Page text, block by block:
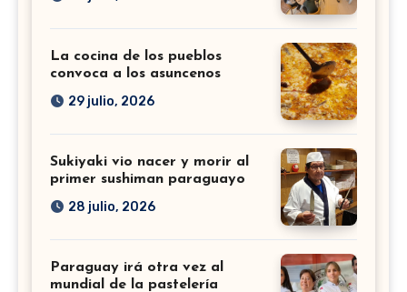
La cocina de los pueblos
convoca a los asuncenos
29 julio, 2026
Sukiyaki vio nacer y morir al
primer sushiman paraguayo
28 julio, 2026
Paraguay irá otra vez al
mundial de la pastelería